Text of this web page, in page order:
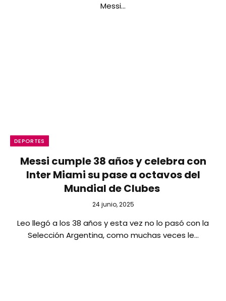
Messi…
DEPORTES
Messi cumple 38 años y celebra con
Inter Miami su pase a octavos del
Mundial de Clubes
24 junio, 2025
Leo llegó a los 38 años y esta vez no lo pasó con la
Selección Argentina, como muchas veces le…